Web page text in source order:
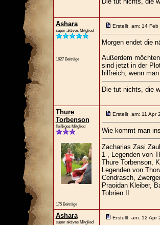
Ashara
super aktives Mitglied
1627 Beiträge
Erstellt am: 14
Morgen endet die
Außerdem
sind jetzt in der
hilfreich, wenn
Die tut nichts, die
Thure
Torbenson
fleißiges Mitglied
175 Beiträge
Erstellt am: 11 Apr
Wie kommt man
Zacharias Zasi
1 , Legenden von
Thure Torbenson,
Legenden von
Cendrasch,
Praoidan Kleiber,
Tobrien II
Ashara
super aktives Mitglied
Erstellt am: 12 Apr